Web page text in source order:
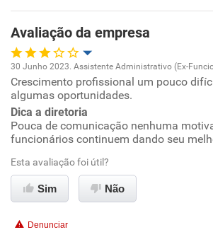
Benefícios
Recomenda esta empresa
Recomenda a diretoria
Avaliação da empresa
Oportunidade de promoção
Ambiente de trabalho
Benefícios
Não recomenda esta empresa
30 Junho 2023. Assistente Administrativo (Ex-
Crescimento profissional um pouco
algumas oportunidades.
Dica a diretoria
Pouca de comunicação nenhuma
funcionários continuem dando seu
Esta avaliação foi útil?
Sim Não
Denunciar